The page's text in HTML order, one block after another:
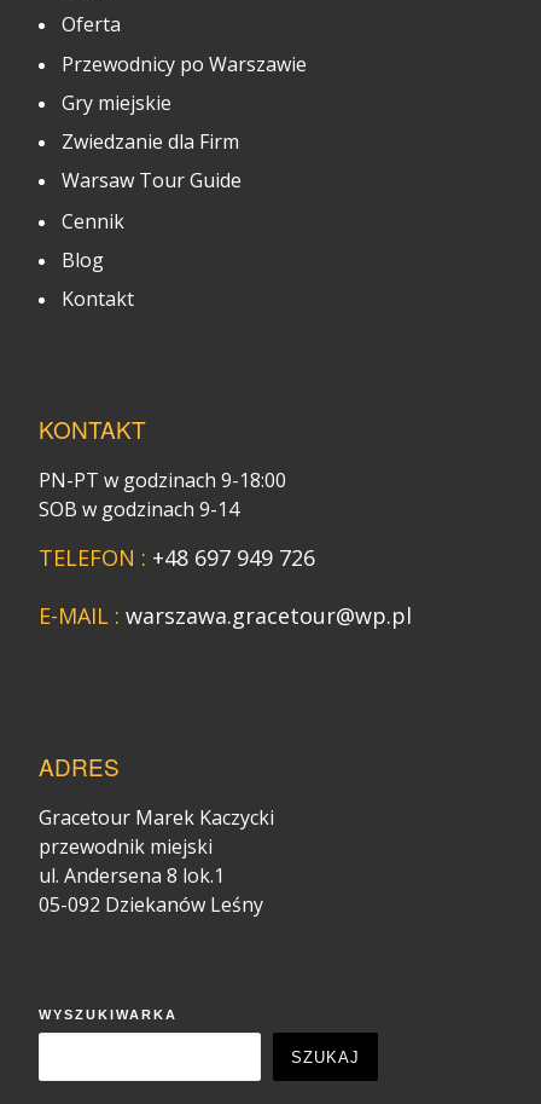
Oferta
Przewodnicy po Warszawie
Gry miejskie
Zwiedzanie dla Firm
Warsaw Tour Guide
Cennik
Blog
Kontakt
KONTAKT
PN-PT w godzinach 9-18:00
SOB w godzinach 9-14
TELEFON : +48 697 949 726
E-MAIL : warszawa.gracetour@wp.pl
ADRES
Gracetour Marek Kaczycki
przewodnik miejski
ul. Andersena 8 lok.1
05-092 Dziekanów Leśny
WYSZUKIWARKA
SZUKAJ